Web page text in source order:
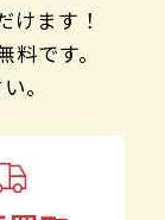
けます！
です。
。